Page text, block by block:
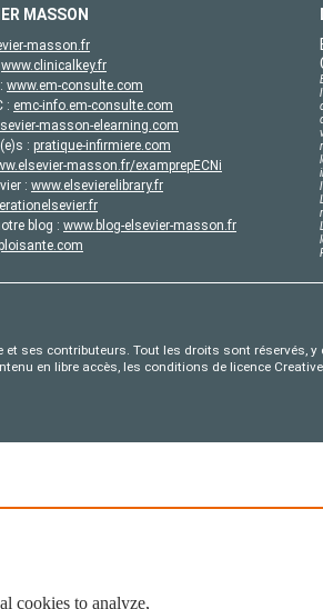
MASSON
masson.fr
www.clinicalkey.fr
www.em-consulte.com
: emc-info.em-consulte.com
masson-elearning.com
: pratique-infirmiere.com
masson.fr/examprepECNi
: www.elsevierelibrary.fr
blog : www.blog-elsevier-masson.fr
ses contributeurs. Tout les droits sont réservés,
en libre accès, les conditions de licence
cookies to analyze,